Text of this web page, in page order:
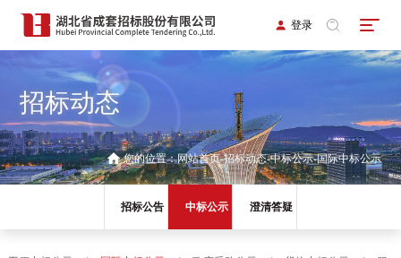
登录
招标动态
您的位置：网站首页 招标动态 中标公示 国际中标公示
招标公告 中标公示 澄清答疑